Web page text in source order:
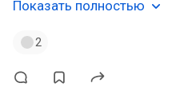
Показать полностью
2